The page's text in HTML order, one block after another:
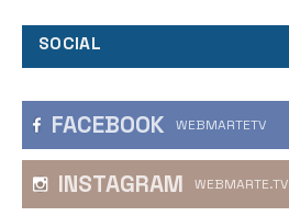
SOCIAL
FACEBOOK WEBMARTETV
INSTAGRAM WEBMARTE.TV